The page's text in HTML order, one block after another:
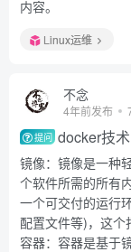
内容。
Linux运维
不念
4年前发布
提问 docker技
镜像：镜像是一种
个软件所需的所有
一个可交付的运行
配置文件等)，这个
容器：容器是基于